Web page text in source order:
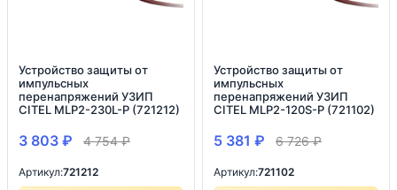
Устройство защиты от
импульсных
перенапряжений УЗИП
CITEL MLP2-230L-P (721212)
3 803 ₽ 4 754₽
Артикул:721212
Устройство защиты от
импульсных
перенапряжений УЗИП
CITEL MLP2-120S-P (721102)
5 381 ₽ 6 726₽
Артикул:721102